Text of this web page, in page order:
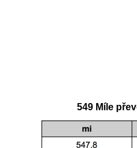
549 Míle